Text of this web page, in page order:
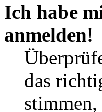
Ich habe
anmelden!
das